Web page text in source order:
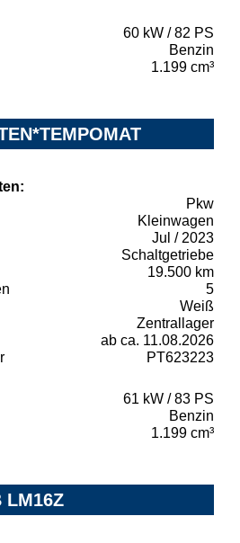
60 kW / 82 PS
Benzin
1.199 cm³
Pkw
Kleinwagen
Jul / 2023
Schaltgetriebe
19.500 km
5
Weiß
Zentrallager
ab ca. 11.08.2026
PT623223
61 kW / 83 PS
Benzin
1.199 cm³
LM16Z